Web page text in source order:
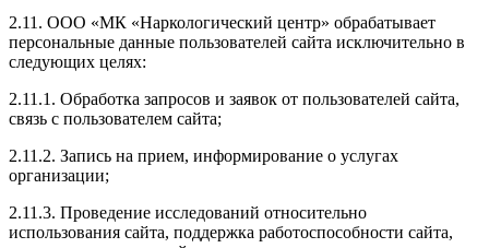
2.11. ООО «МК «Наркологический центр» обрабатывает
персональные данные пользователей сайта исключительно в
следующих целях:
2.11.1. Обработка запросов и заявок от пользователей сайта,
связь с пользователем сайта;
2.11.2. Запись на прием, информирование о услугах
организации;
2.11.3. Проведение исследований относительно
использования сайта, поддержка работоспособности сайта,